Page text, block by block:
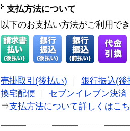
支払方法について
以下のお支払い方法がご利用で
売掛取引(後払い)
銀行振込(後
換宅配便
セブンイレブン決済
⇒支払方法について詳しくはこ